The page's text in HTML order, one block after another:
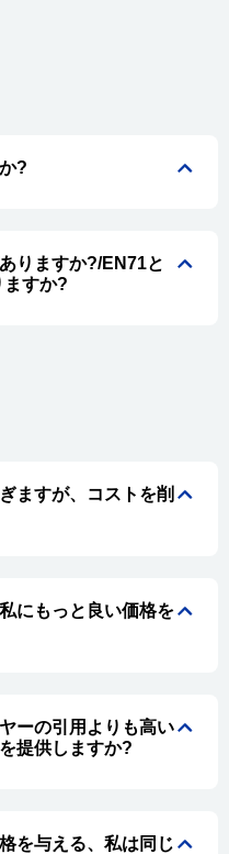
?
りますか?/EN71と
すか?
ますが、コストを削
にもっと良い価格を
ーの引用よりも高い
提供しますか?
を与える、私は同じ